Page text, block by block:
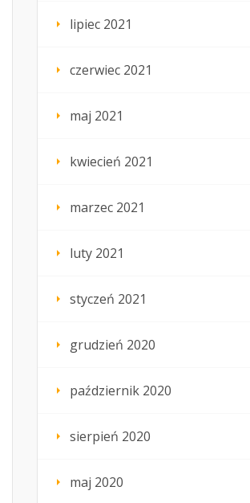
lipiec 2021
czerwiec 2021
maj 2021
kwiecień 2021
marzec 2021
luty 2021
styczeń 2021
grudzień 2020
październik 2020
sierpień 2020
maj 2020